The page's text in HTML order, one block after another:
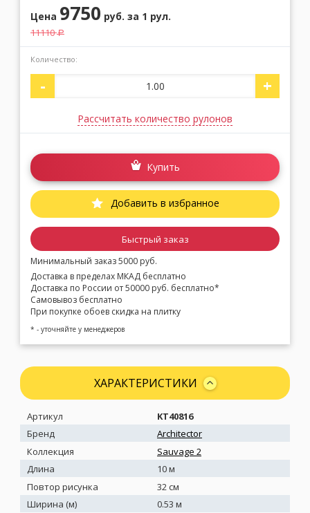
Цена 9750 руб. за 1 рул.
11110a
Количество:
- +
Рассчитать количество рулонов
Купить
Добавить в избранное
Быстрый заказ
Минимальный заказ 5000 руб.
Доставка в пределах МКАД бесплатно
Доставка по России от 50000 руб. бесплатно*
Самовывоз бесплатно
При покупке обоев скидка на плитку
* - уточняйте у менеджеров
ХАРАКТЕРИСТИКИ
Артикул
KT40816
Бренд
Architector
Коллекция
Sauvage 2
Длина
10 м
Повтор рисунка
32 см
Ширина (м)
0.53 м